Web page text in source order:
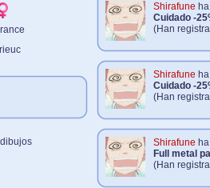
Shirafune
Cuidado -
(Han
Shirafune
Cuidado -
(Han
Shirafune
Full metal
(Han